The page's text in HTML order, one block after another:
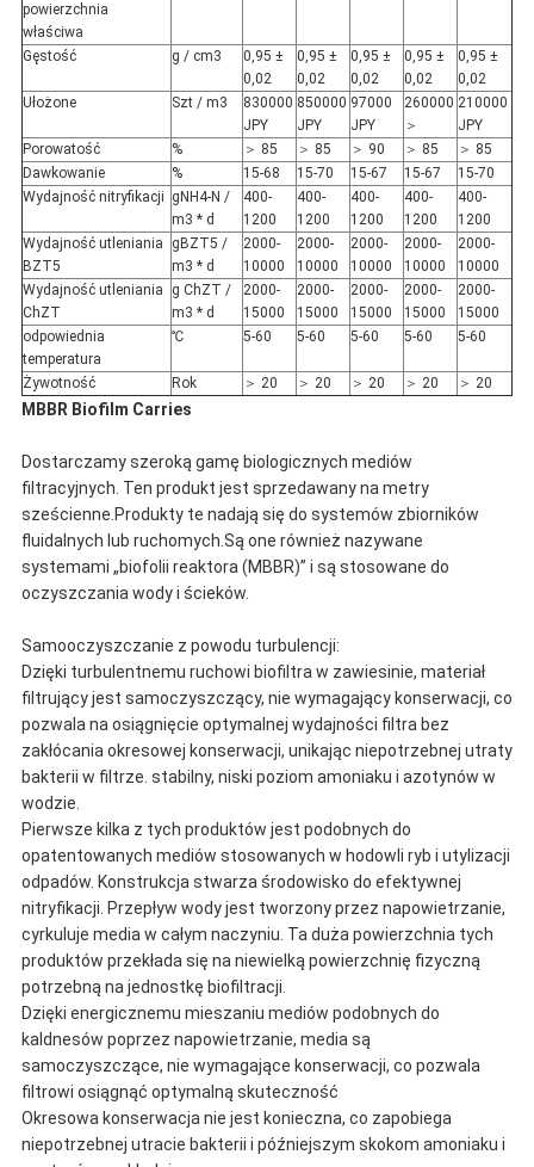
powierzchnia
właściwa
Gęstość g / cm3
0,95 ±
0,02
0,95 ±
0,02
0,95 ±
0,02
0,95 ±
0,02
0,95 ±
0,02
Ułożone
Szt / m3
830000
JPY
850000
JPY
97000
JPY
260000
＞
210000
JPY
Porowatość
% ＞ 85 ＞ 85 ＞ 90 ＞ 85
＞ 85
Dawkowanie
% 15-68 15-70 15-67 15-67
15-70
Wydajność nitryfikacji gNH4-N /
m3 * d
400-
1200
400-
1200
400-
1200
400-
1200
400-
1200
Wydajność utleniania
BZT5
gBZT5 /
m3 * d
2000-
10000
2000-
10000
2000-
10000
2000-
10000
2000-
10000
Wydajność utleniania
ChZT
g ChZT /
m3 * d
2000-
15000
2000-
15000
2000-
15000
2000-
15000
2000-
15000
odpowiednia
temperatura
℃ 5-60 5-60 5-60 5-60 5-60
Żywotność Rok ＞ 20 ＞ 20 ＞ 20 ＞ 20 ＞ 20
MBBR Biofilm Carries
Dostarczamy szeroką gamę biologicznych mediów
filtracyjnych. Ten produkt jest sprzedawany na metry
sześcienne.Produkty te nadają się do systemów zbiorników
fluidalnych lub ruchomych.Są one również nazywane
systemami „biofolii reaktora (MBBR)” i są stosowane do
oczyszczania wody i ścieków.
Samooczyszczanie z powodu turbulencji:
Dzięki turbulentnemu ruchowi biofiltra w zawiesinie, materiał
filtrujący jest samoczyszczący, nie wymagający konserwacji, co
pozwala na osiągnięcie optymalnej wydajności filtra bez
zakłócania okresowej konserwacji, unikając niepotrzebnej utraty
bakterii w filtrze. stabilny, niski poziom amoniaku i azotynów w
wodzie.
Pierwsze kilka z tych produktów jest podobnych do
opatentowanych mediów stosowanych w hodowli ryb i utylizacji
odpadów. Konstrukcja stwarza środowisko do efektywnej
nitryfikacji. Przepływ wody jest tworzony przez napowietrzanie,
cyrkuluje media w całym naczyniu. Ta duża powierzchnia tych
produktów przekłada się na niewielką powierzchnię fizyczną
potrzebną na jednostkę biofiltracji.
Dzięki energicznemu mieszaniu mediów podobnych do
kaldnesów poprzez napowietrzanie, media są
samoczyszczące, nie wymagające konserwacji, co pozwala
filtrowi osiągnąć optymalną skuteczność
Okresowa konserwacja nie jest konieczna, co zapobiega
niepotrzebnej utracie bakterii i późniejszym skokom amoniaku i